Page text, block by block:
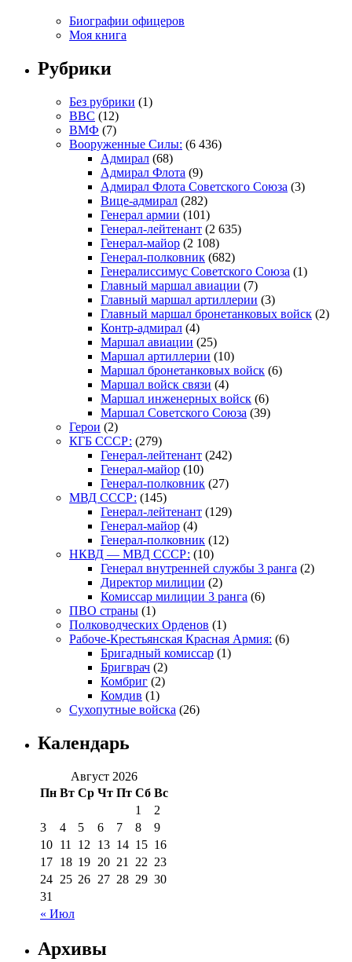
Биографии офицеров
Моя книга
Рубрики
Без рубрики (1)
ВВС (12)
ВМФ (7)
Вооруженные Силы: (6 436)
Адмирал (68)
Адмирал Флота (9)
Адмирал Флота Советского Союза (3)
Вице-адмирал (282)
Генерал армии (101)
Генерал-лейтенант (2 635)
Генерал-майор (2 108)
Генерал-полковник (682)
Генералиссимус Советского Союза (1)
Главный маршал авиации (7)
Главный маршал артиллерии (3)
Главный маршал бронетанковых войск (2)
Контр-адмирал (4)
Маршал авиации (25)
Маршал артиллерии (10)
Маршал бронетанковых войск (6)
Маршал войск связи (4)
Маршал инженерных войск (6)
Маршал Советского Союза (39)
Герои (2)
КГБ СССР: (279)
Генерал-лейтенант (242)
Генерал-майор (10)
Генерал-полковник (27)
МВД СССР: (145)
Генерал-лейтенант (129)
Генерал-майор (4)
Генерал-полковник (12)
НКВД — МВД СССР: (10)
Генерал внутренней службы 3 ранга (2)
Директор милиции (2)
Комиссар милиции 3 ранга (6)
ПВО страны (1)
Полководческих Орденов (1)
Рабоче-Крестьянская Красная Армия: (6)
Бригадный комиссар (1)
Бригврач (2)
Комбриг (2)
Комдив (1)
Сухопутные войска (26)
Календарь
Август 2026
Пн Вт Ср Чт Пт Сб Вс
« Июл
1
2
3
4 5 6 7 8
9
10 11 12 13 14 15 16
17 18 19 20 21 22 23
24 25 26 27 28 29 30
31
Архивы